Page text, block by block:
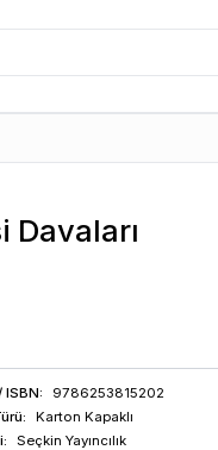
Davaları
ISBN:
9786253815202
Karton Kapaklı
Seçkin Yayıncılık